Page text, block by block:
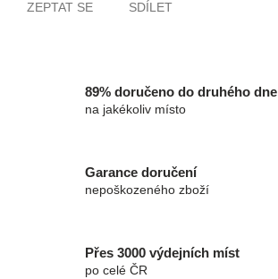
ZEPTAT SE SDÍLET
89% doručeno do druhého dne
na jakékoliv místo
Garance doručení
nepoškozeného zboží
Přes 3000 výdejních míst
po celé ČR